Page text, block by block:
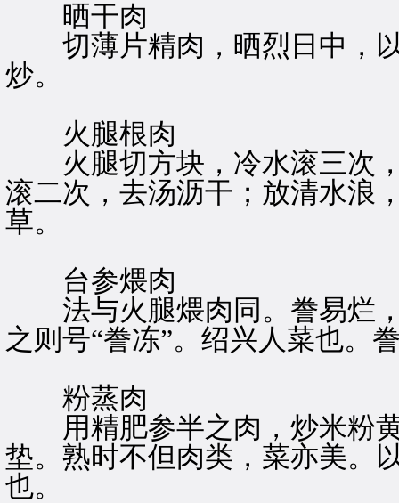
晒干肉
切薄片精肉，晒烈日中，以
炒。
火腿根肉
火腿切方块，冷水滚三次，
滚二次，去汤沥干；放清水浪
草。
台参煨肉
法与火腿煨肉同。誊易烂，
之则号“誊冻”。绍兴人菜也。
粉蒸肉
用精肥参半之肉，炒米粉黄
垫。熟时不但肉类，菜亦美。
也。